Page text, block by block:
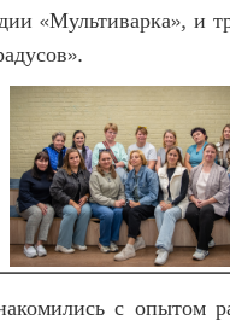
«Мультиварка», и
с опытом